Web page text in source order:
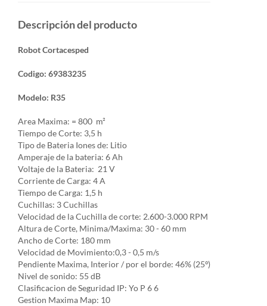
Descripción del producto
Robot Cortacesped
Codigo: 69383235
Modelo: R35
Area Maxima: = 800 m²
Tiempo de Corte: 3,5 h
Tipo de Bateria Iones de: Litio
Amperaje de la bateria: 6 Ah
Voltaje de la Bateria: 21 V
Corriente de Carga: 4 A
Tiempo de Carga: 1,5 h
Cuchillas: 3 Cuchillas
Velocidad de la Cuchilla de corte: 2.600-3.000 RPM
Altura de Corte, Minima/Maxima: 30 - 60 mm
Ancho de Corte: 180 mm
Velocidad de Movimiento:0,3 - 0,5 m/s
Pendiente Maxima, Interior / por el borde: 46% (25º)
Nivel de sonido: 55 dB
Clasificacion de Seguridad IP: Yo P 6 6
Gestion Maxima Map: 10